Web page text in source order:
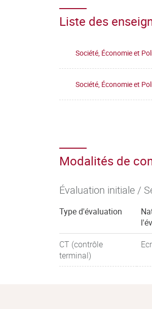
Liste des
Société, Économie et
Société, Économie et
Modalités de
Évaluation initiale /
Type d'évaluation
CT (contrôle
terminal)